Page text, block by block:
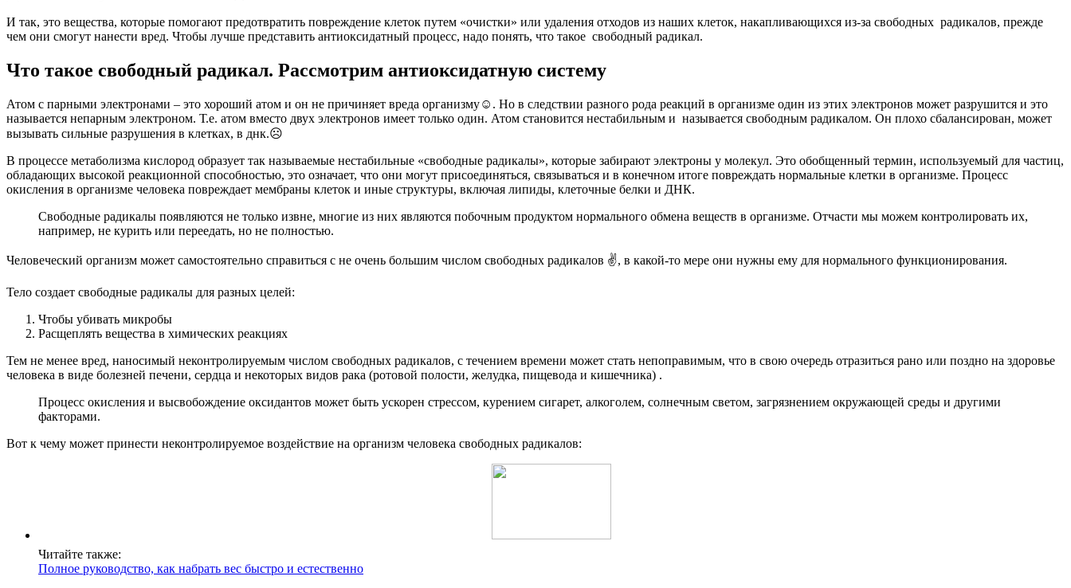
И так, это вещества, которые помогают предотвратить повреждение клеток путем «очистки» или удаления отходов из наших клеток, накапливающихся из-за свободных радикалов, прежде
чем они смогут нанести вред. Чтобы лучше представить антиоксидатный процесс, надо понять, что такое свободный радикал.
Что такое свободный радикал. Рассмотрим антиоксидатную систему
Атом с парными электронами – это хороший атом и он не причиняет вреда организму☺. Но в следствии разного рода реакций в организме один из этих электронов может разрушится и это
называется непарным электроном. Т.е. атом вместо двух электронов имеет только один. Атом становится нестабильным и называется свободным радикалом. Он плохо сбалансирован, может
вызывать сильные разрушения в клетках, в днк.☹️
В процессе метаболизма кислород образует так называемые нестабильные «свободные радикалы», которые забирают электроны у молекул. Это обобщенный термин, используемый для частиц,
обладающих высокой реакционной способностью, это означает, что они могут присоединяться, связываться и в конечном итоге повреждать нормальные клетки в организме. Процесс
окисления в организме человека повреждает мембраны клеток и иные структуры, включая липиды, клеточные белки и ДНК.
Свободные радикалы появляются не только извне, многие из них являются побочным продуктом нормального обмена веществ в организме. Отчасти мы можем контролировать их,
например, не курить или переедать, но не полностью.
Человеческий организм может самостоятельно справиться с не очень большим числом свободных радикалов ✌️, в какой-то мере они нужны ему для нормального функционирования.
Тело создает свободные радикалы для разных целей:
Чтобы убивать микробы
Расщеплять вещества в химических реакциях
Тем не менее вред, наносимый неконтролируемым числом свободных радикалов, с течением времени может стать непоправимым, что в свою очередь отразиться рано или поздно на здоровье
человека в виде болезней печени, сердца и некоторых видов рака (ротовой полости, желудка, пищевода и кишечника) .
Процесс окисления и высвобождение оксидантов может быть ускорен стрессом, курением сигарет, алкоголем, солнечным светом, загрязнением окружающей среды и другими
факторами.
Вот к чему может принести неконтролируемое воздействие на организм человека свободных радикалов:
Читайте также:
Полное руководство, как набрать вес быстро и естественно